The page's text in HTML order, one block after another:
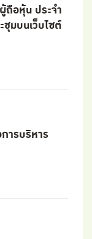
อหุ้น ประจำ
มบนเว็บไซต์
ารบริหาร